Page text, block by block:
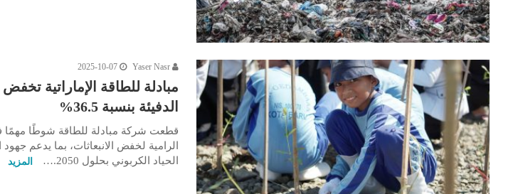
Yaser Nasr
2025-10-07
مبادلة للطاقة الإماراتية
الدفيئة بنسبة 36.5%
قطعت شركة مبادلة للطاقة شوطًا مهمًا
الرامية لخفض الانبعاثات، بما يدعم
الحياد الكربوني بحلول 2050.…
المزيد